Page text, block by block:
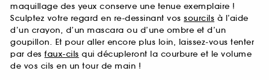
maquillage des yeux conserve une tenue exemplaire !
Sculptez votre regard en re-dessinant vos sourcils à l’aide
d’un crayon, d’un mascara ou d’une ombre et d’un
goupillon. Et pour aller encore plus loin, laissez-vous tenter
par des faux-cils qui décupleront la courbure et le volume
de vos cils en un tour de main !